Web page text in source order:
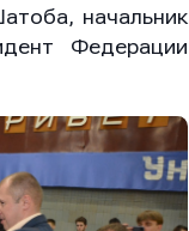
начальник
Федерации